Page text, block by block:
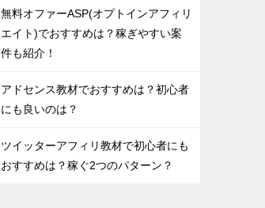
無料オファーASP(オプトインアフィリ
エイト)でおすすめは？稼ぎやすい案
件も紹介！
アドセンス教材でおすすめは？初心者
にも良いのは？
ツイッターアフィリ教材で初心者にも
おすすめは？稼ぐ2つのパターン？